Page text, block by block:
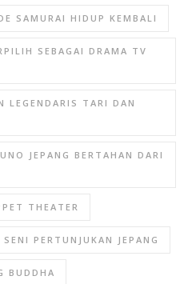
SAMURAI HIDUP KEMBALI
SEBAGAI DRAMA TV
LEGENDARIS TARI DAN
JEPANG BERTAHAN DARI
THEATER
PERTUNJUKAN JEPANG
BUDDHA